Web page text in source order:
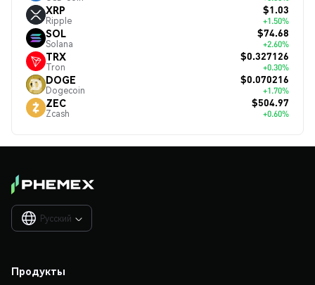
XRP
Ripple
$1.03
+1.50%
SOL
Solana
$74.68
+2.60%
TRX
Tron
$0.327126
+0.30%
DOGE
Dogecoin
$0.070216
+1.70%
ZEC
Zcash
$504.97
+0.60%
Русский 
Продукты